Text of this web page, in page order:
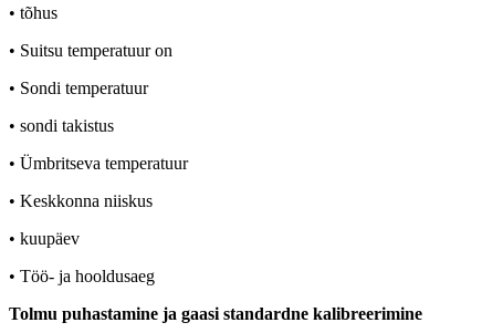
• tõhus
• Suitsu temperatuur on
• Sondi temperatuur
• sondi takistus
• Ümbritseva temperatuur
• Keskkonna niiskus
• kuupäev
• Töö- ja hooldusaeg
Tolmu puhastamine ja gaasi standardne kalibreerimine